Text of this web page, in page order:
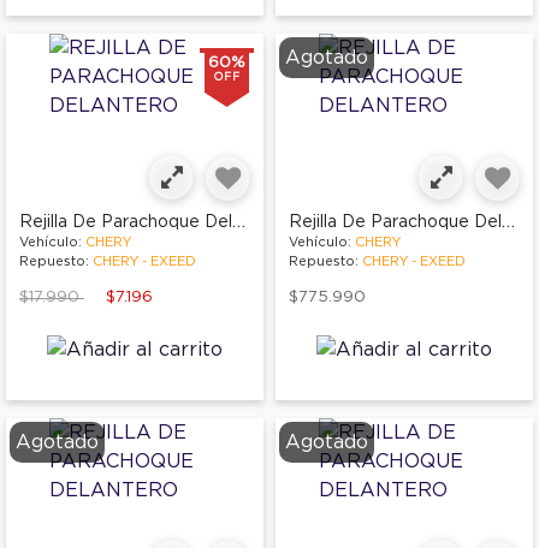
60%
OFF
Rejilla De Parachoque Delantero
Vehículo: CHERY
Repuesto: CHERY - EXEED
Price reduced from
$17.990to $7.196
Agotado
Rejilla De Parachoque Delantero
Vehículo: CHERY
Repuesto: CHERY - EXEED
$775.990
Agotado Agotado